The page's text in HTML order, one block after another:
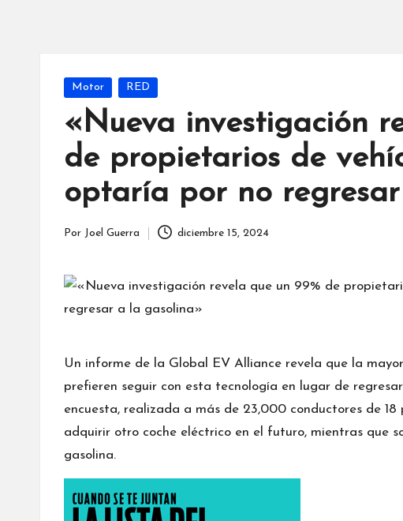
Publicada
Motor RED
«Nueva investigación
de propietarios de
optaría por no
Por Joel Guerra diciembre 15, 2024
Un informe de la Global EV Alliance revela que la
prefieren seguir con esta tecnología en lugar de
encuesta, realizada a más de 23,000 conductores de 18
adquirir otro coche eléctrico en el futuro, mientras que
gasolina.